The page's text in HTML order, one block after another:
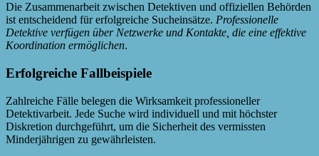
Die Zusammenarbeit zwischen Detektiven und offiziellen Behörden
ist entscheidend für erfolgreiche Sucheinsätze. Professionelle
Detektive verfügen über Netzwerke und Kontakte, die eine effektive
Koordination ermöglichen.
Erfolgreiche Fallbeispiele
Zahlreiche Fälle belegen die Wirksamkeit professioneller
Detektivarbeit. Jede Suche wird individuell und mit höchster
Diskretion durchgeführt, um die Sicherheit des vermissten
Minderjährigen zu gewährleisten.